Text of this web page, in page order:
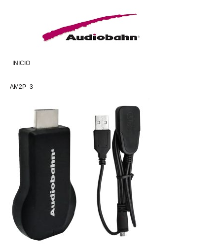
INICIO
AM2P_3